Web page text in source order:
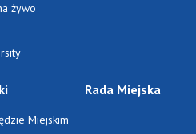
żywo
Miejskim
Rada Miejska